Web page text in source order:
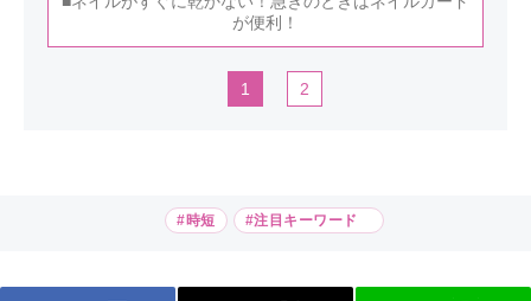
が便利！
1 2
#時短 #注目キーワード